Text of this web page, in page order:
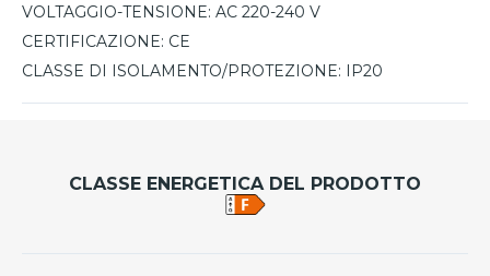
VOLTAGGIO-TENSIONE: AC 220-240 V
CERTIFICAZIONE: CE
CLASSE DI ISOLAMENTO/PROTEZIONE: IP20
CLASSE ENERGETICA DEL PRODOTTO